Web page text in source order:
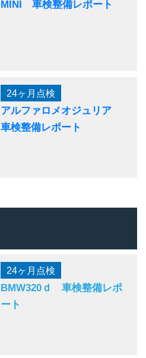
MINI 車検整備レポート
24ヶ月点検
アルファロメオジュリア
車検整備レポート
24ヶ月点検
BMW320ｄ 車検整備レポ
ート